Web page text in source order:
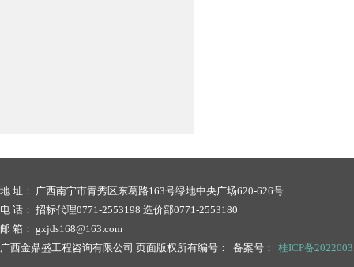
地 址： 广西南宁市青秀区东葛路163号绿地中央广场620-626号
电 话： 招标代理0771-2553198 造价部0771-2553180
邮 箱： gxjds168@163.com
广西金鼎盛工程咨询有限公司 页面版权所有编号： 备案号：
桂ICP备